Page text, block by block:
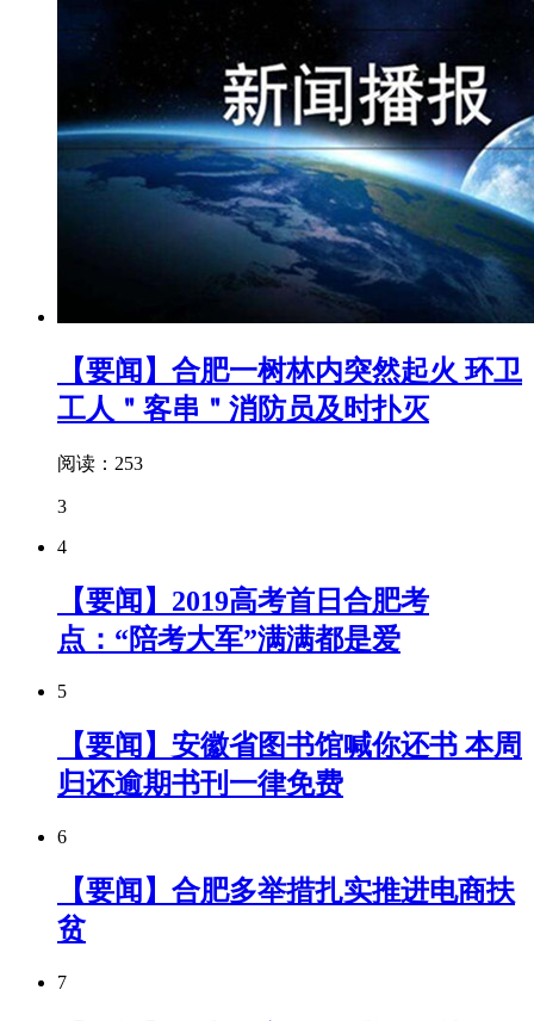
【要闻】合肥一树林内突然起火 环卫
工人＂客串＂消防员及时扑灭
阅读：253
3
4
【要闻】2019高考首日合肥考
点：“陪考大军”满满都是爱
5
【要闻】安徽省图书馆喊你还书 本周
归还逾期书刊一律免费
6
【要闻】合肥多举措扎实推进电商扶
贫
7